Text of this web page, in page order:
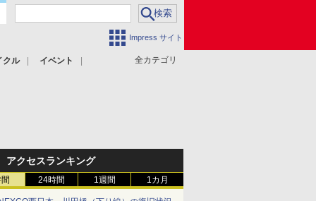
Impress サイト
全カテゴリ
クル
イベント
アクセスランキング
24時間 1週間 1カ月